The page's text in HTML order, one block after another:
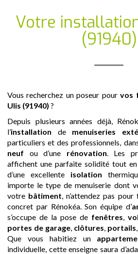
Votre
(91940)
Vous recherchez un poseur pourvos
Ulis (91940) ?
Depuis plusieurs années déjà,
l’installation de menuiseries
particuliers et des professionnels,
neuf ou d’une rénovation . Les
affichent une parfaite solidité tout
d’une excellente isolation
importe le type de menuiserie dont
votre bâtiment , n’attendez pas
concret par Rénokéa. Son équipe d’
s’occupe de la pose de fenêtres
portes de garage clôtures portails
Que vous habitiez un
individuelle, cette enseigne saura